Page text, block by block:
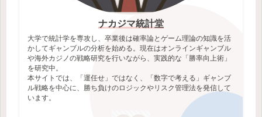
ナカジマ統計堂
大学で統計学を専攻し、卒業後は確率論とゲーム理論の知識を活
かしてギャンブルの分析を始める。現在はオンラインギャンブル
や海外カジノの戦略研究を行いながら、実践的な「勝率向上術」
を研究中。
本サイトでは、「運任せ」ではなく、「数字で考える」ギャンブ
ル戦略を中心に、勝ち負けのロジックやリスク管理法を発信して
います。